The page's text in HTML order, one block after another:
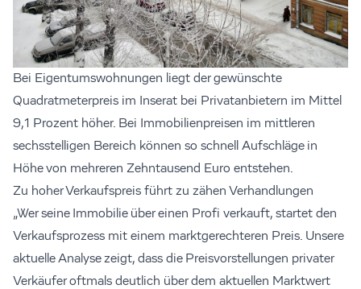
Bei Eigentumswohnungen liegt der gewünschte
Quadratmeterpreis im Inserat bei Privatanbietern im Mittel
9,1 Prozent höher. Bei Immobilienpreisen im mittleren
sechsstelligen Bereich können so schnell Aufschläge in
Höhe von mehreren Zehntausend Euro entstehen.
Zu hoher Verkaufspreis führt zu zähen Verhandlungen
„Wer seine Immobilie über einen Profi verkauft, startet den
Verkaufsprozess mit einem marktgerechteren Preis. Unsere
aktuelle Analyse zeigt, dass die Preisvorstellungen privater
Verkäufer oftmals deutlich über dem aktuellen Marktwert